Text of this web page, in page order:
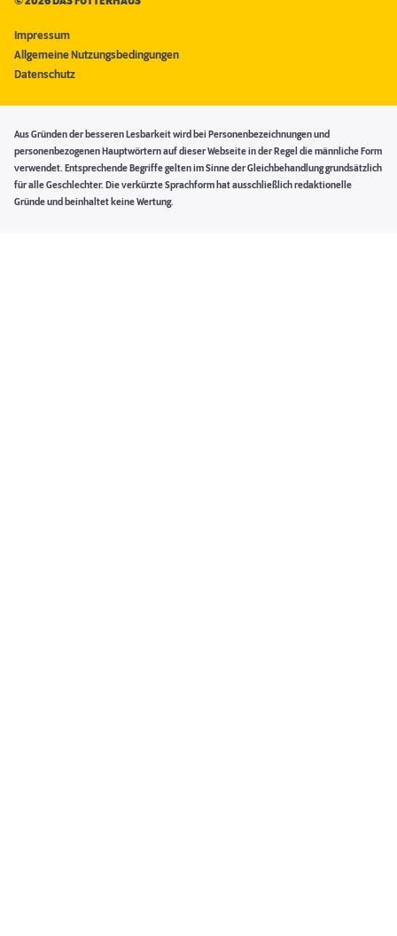
Impressum
Allgemeine Nutzungsbedingungen
Datenschutz
Aus Gründen der besseren Lesbarkeit wird bei Personenbezeichnungen und
personenbezogenen Hauptwörtern auf dieser Webseite in der Regel die männliche Form
verwendet. Entsprechende Begriffe gelten im Sinne der Gleichbehandlung grundsätzlich
für alle Geschlechter. Die verkürzte Sprachform hat ausschließlich redaktionelle
Gründe und beinhaltet keine Wertung.